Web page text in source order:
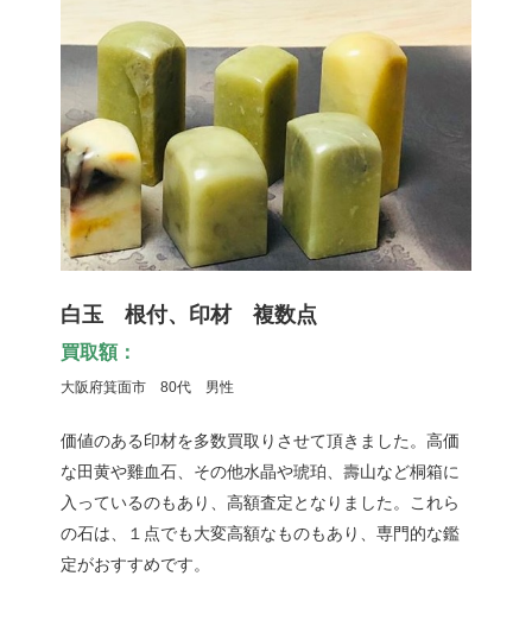
白玉 根付、印材 複数点
買取額：
大阪府箕面市 80代 男性
価値のある印材を多数買取りさせて頂きました。高価
な田黄や雞血石、その他水晶や琥珀、壽山など桐箱に
入っているのもあり、高額査定となりました。これら
の石は、１点でも大変高額なものもあり、専門的な鑑
定がおすすめです。